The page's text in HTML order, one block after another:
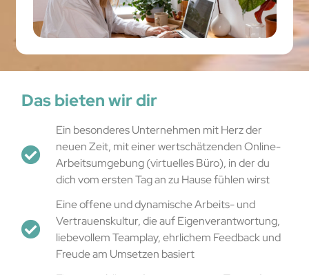
Das bieten wir dir
Ein besonderes Unternehmen mit Herz der
neuen Zeit, mit einer wertschätzenden Online-
Arbeitsumgebung (virtuelles Büro), in der du
dich vom ersten Tag an zu Hause fühlen wirst
Eine offene und dynamische Arbeits- und
Vertrauenskultur, die auf Eigenverantwortung,
liebevollem Teamplay, ehrlichem Feedback und
Freude am Umsetzen basiert